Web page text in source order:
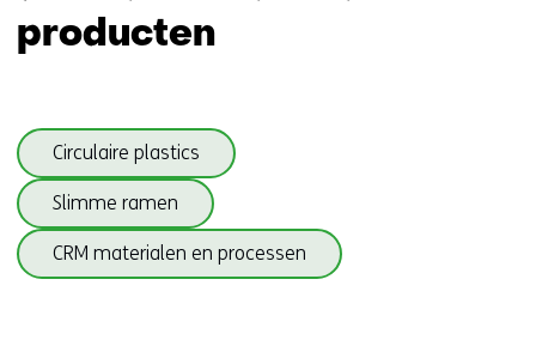
producten
onder
Duurzame
Circulaire plastics
Slimme ramen
CRM materialen en processen